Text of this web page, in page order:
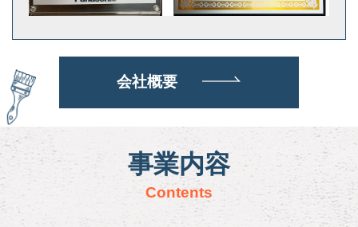
会社概要
事業内容
Contents